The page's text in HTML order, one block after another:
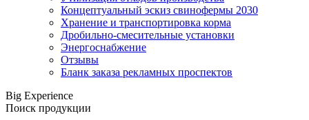
Концептуальный эскиз свинофермы 2030
Хранение и транспортировка корма
Дробильно-смесительные установки
Энергоснабжение
Отзывы
Бланк заказа рекламных проспектов
Big Experience
Поиск продукции